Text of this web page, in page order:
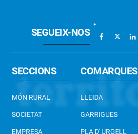
SEGUEIX-NOS
SECCIONS
MÓN RURAL
SOCIETAT
EMPRESA
COMARQUES
LLEIDA
GARRIGUES
PLA D' URGELL